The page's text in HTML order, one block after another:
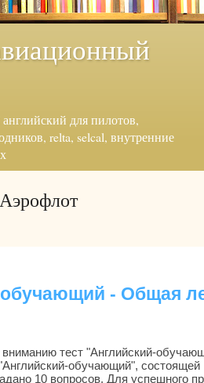
для пилотов,
relta, selcal, внутренние